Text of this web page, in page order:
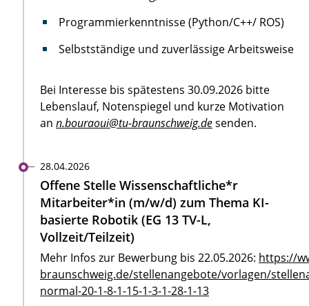
Programmierkenntnisse (Python/C++/ ROS)
Selbstständige und zuverlässige Arbeitsweise
Bei Interesse bis spätestens 30.09.2026 bitte
Lebenslauf, Notenspiegel und kurze Motivation
an n.bouraoui@tu-braunschweig.desenden.
28.04.2026
Offene Stelle Wissenschaftliche*r
Mitarbeiter*in (m/w/d) zum Thema KI-
basierte Robotik (EG 13 TV-L,
Vollzeit/Teilzeit)
Mehr Infos zur Bewerbung bis 22.05.2026: https://
braunschweig.de/stellenangebote/vorlagen/
normal-20-1-8-1-15-1-3-1-28-1-13